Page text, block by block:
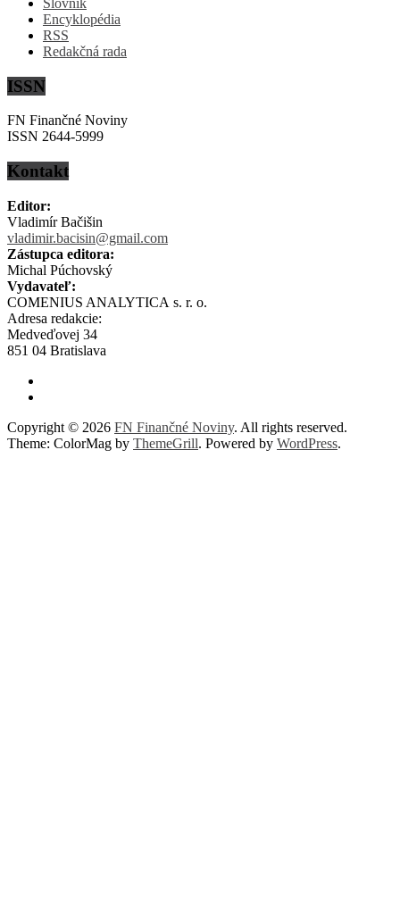
Slovník
Encyklopédia
RSS
Redakčná rada
ISSN
FN Finančné Noviny
ISSN 2644-5999
Kontakt
Editor:
Vladimír Bačišin
vladimir.bacisin@gmail.com
Zástupca editora:
Michal Púchovský
Vydavateľ:
COMENIUS ANALYTICA s. r. o.
Adresa redakcie:
Medveďovej 34
851 04 Bratislava
Copyright © 2026 FN Finančné Noviny. All rights reserved.
Theme: ColorMag by ThemeGrill. Powered by WordPress.